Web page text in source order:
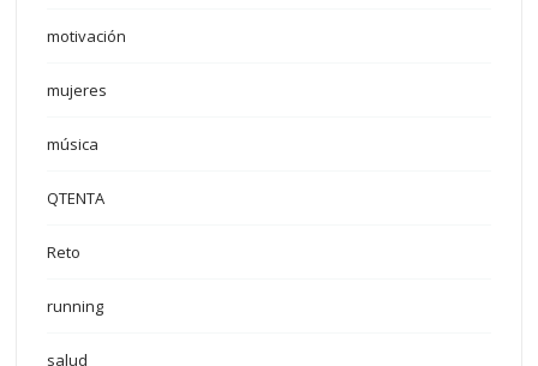
motivación
mujeres
música
QTENTA
Reto
running
salud